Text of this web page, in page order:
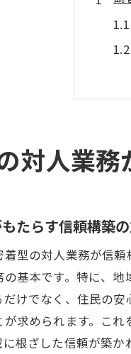
信
鶴
対人業
たらす信頼構築
型の対人業務が信
基本です。特に、
けでなく、住民の
求められます。こ
根ざした信頼が築か